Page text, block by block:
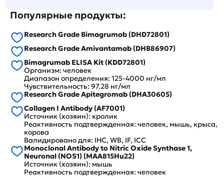
Популярные продукты:
Research Grade Bimagrumab (DHD72801)
Research Grade Amivantamab (DHB86907)
Bimagrumab ELISA Kit (KDD72801)
Организм: человек
Диапазон определения: 125-4000 нг/мл
Чувствительность: 97.28 нг/мл
Research Grade Apitegromab (DHA30605)
Collagen I Antibody (AF7001)
Источник (хозяин): кролик
Реактивность подтвержденная: человек, мышь, крыса,
корова
Валидировано для: IHC, WB, IF, ICC
Monoclonal Antibody to Nitric Oxide Synthase 1,
Neuronal (NOS1) (MAA815Hu22)
Источник (хозяин): мышь
Реактивность подтвержденная: человек